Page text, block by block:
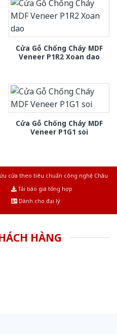
Cửa Gỗ Chống Cháy MDF
Veneer P1R2 Xoan dao
Cửa Gỗ Chống Cháy MDF
Veneer P1G1 soi
cửa theo tiêu chuẩn công nghệ Châu
Tải báo giá tổng hợp
Dành cho đại lý
HÀNG